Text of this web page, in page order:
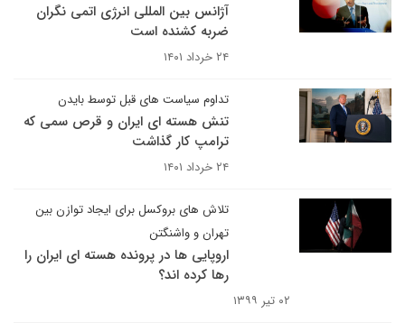
آژانس بین المللی انرژی اتمی نگران
ضربه کشنده است
۲۴ خرداد ۱۴۰۱
تداوم سیاست های قبل توسط بایدن
تنش هسته ای ایران و قرص سمی که
ترامپ کار گذاشت
۲۴ خرداد ۱۴۰۱
تلاش های بروکسل برای ایجاد توازن بین
تهران و واشنگتن
اروپایی ها در پرونده هسته ای ایران را
رها کرده اند؟
۰۲ تیر ۱۳۹۹